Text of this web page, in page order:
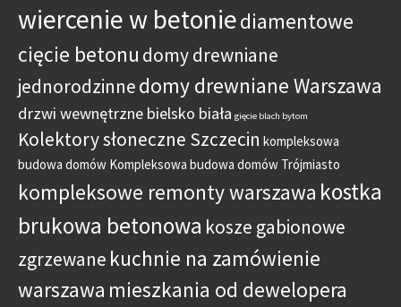
wiercenie w betoniediamentowe
cięcie betonu domy drewniane
jednorodzinnedomy drewniane Warszawa
drzwi wewnętrzne bielsko biała gięcie blach bytom
Kolektory słoneczne Szczecin kompleksowa
budowa domów Kompleksowa budowa domów Trójmiasto
kompleksowe remonty warszawa kostka
brukowa betonowa kosze gabionowe
zgrzewane kuchnie na zamówienie
warszawa mieszkania od dewelopera